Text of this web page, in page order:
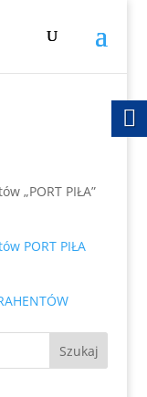
„PORT PIŁA”
PORT PIŁA